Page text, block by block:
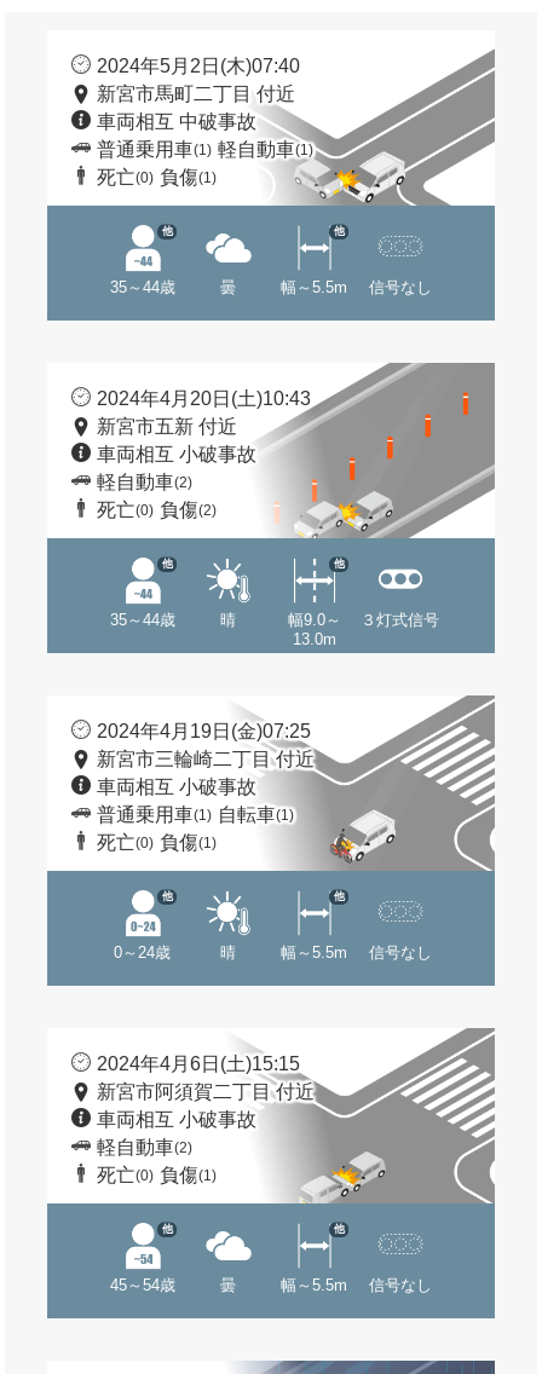
2024年5月2日(木)07:40
新宮市馬町二丁目 付近
車両相互 中破事故
普通乗用車(1) 軽自動車(1)
死亡(0) 負傷(1)
35～44歳
他
曇 幅～5.5m
他
信号なし
2024年4月20日(土)10:43
新宮市五新 付近
車両相互 小破事故
軽自動車(2)
死亡(0) 負傷(2)
35～44歳
他
晴
幅9.0～
13.0m
他
３灯式信号
2024年4月19日(金)07:25
新宮市三輪崎二丁目 付近
車両相互 小破事故
普通乗用車(1) 自転車(1)
死亡(0) 負傷(1)
0～24歳
他
晴 幅～5.5m
他
信号なし
2024年4月6日(土)15:15
新宮市阿須賀二丁目 付近
車両相互 小破事故
軽自動車(2)
死亡(0) 負傷(1)
45～54歳
他
曇 幅～5.5m
他
信号なし